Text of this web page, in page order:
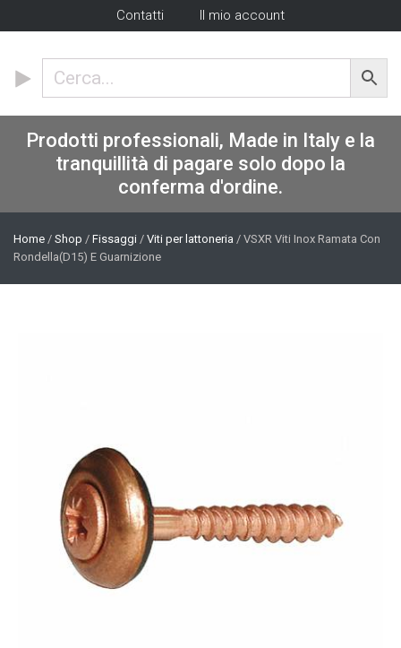
Contatti Il mio account
Prodotti professionali, Made in Italy e la
tranquillità di pagare solo dopo la
conferma d'ordine.
Home / Shop / Fissaggi / Viti per lattoneria / VSXR Viti Inox Ramata Con
Rondella(D15) E Guarnizione